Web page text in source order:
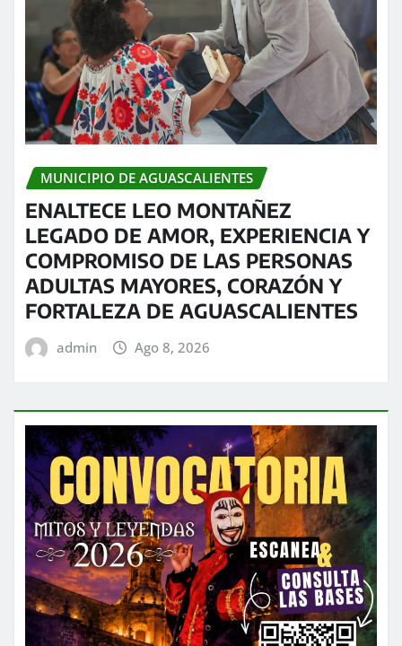
MUNICIPIO DE AGUASCALIENTES
ENALTECE LEO MONTAÑEZ
LEGADO DE AMOR, EXPERIENCIA Y
COMPROMISO DE LAS PERSONAS
ADULTAS MAYORES, CORAZÓN Y
FORTALEZA DE AGUASCALIENTES
admin Ago 8, 2026